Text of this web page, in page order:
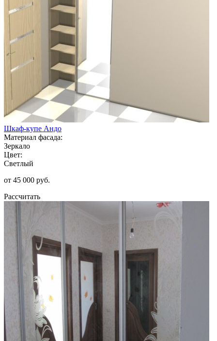
Шкаф-купе Андо
Материал фасада:
Зеркало
Цвет:
Светлый
от 45 000 руб.
Рассчитать